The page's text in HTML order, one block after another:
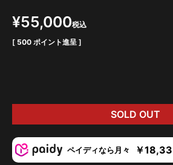
¥55,000税込
[ 500 ポイント進呈 ]
SOLD OUT
ペイディなら月々 ￥